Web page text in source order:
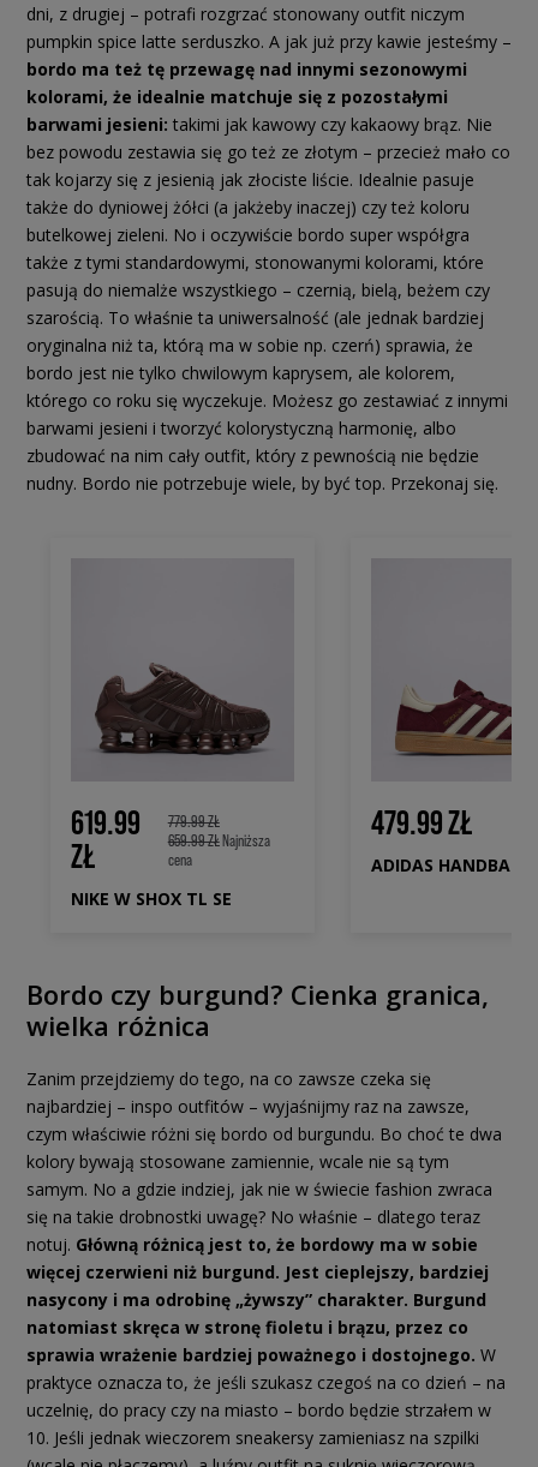
dni, z drugiej – potrafi rozgrzać stonowany outfit niczym
pumpkin spice latte serduszko. A jak już przy kawie jesteśmy –
bordo ma też tę przewagę nad innymi sezonowymi
kolorami, że idealnie matchuje się z pozostałymi
barwami jesieni: takimi jak kawowy czy kakaowy brąz. Nie
bez powodu zestawia się go też ze złotym – przecież mało co
tak kojarzy się z jesienią jak złociste liście. Idealnie pasuje
także do dyniowej żółci (a jakżeby inaczej) czy też koloru
butelkowej zieleni. No i oczywiście bordo super współgra
także z tymi standardowymi, stonowanymi kolorami, które
pasują do niemalże wszystkiego – czernią, bielą, beżem czy
szarością. To właśnie ta uniwersalność (ale jednak bardziej
oryginalna niż ta, którą ma w sobie np. czerń) sprawia, że
bordo jest nie tylko chwilowym kaprysem, ale kolorem,
którego co roku się wyczekuje. Możesz go zestawiać z innymi
barwami jesieni i tworzyć kolorystyczną harmonię, albo
zbudować na nim cały outfit, który z pewnością nie będzie
nudny. Bordo nie potrzebuje wiele, by być top. Przekonaj się.
619.99
ZŁ
779.99 ZŁ
659.99 ZŁNajniższa
cena
NIKE W SHOX TL SE
479.99 ZŁ
Bordo czy burgund? Cienka granica,
wielka różnica
Zanim przejdziemy do tego, na co zawsze czeka się
najbardziej – inspo outfitów – wyjaśnijmy raz na zawsze,
czym właściwie różni się bordo od burgundu. Bo choć te dwa
kolory bywają stosowane zamiennie, wcale nie są tym
samym. No a gdzie indziej, jak nie w świecie fashion zwraca
się na takie drobnostki uwagę? No właśnie – dlatego teraz
notuj. Główną różnicą jest to, że bordowy ma w sobie
więcej czerwieni niż burgund. Jest cieplejszy, bardziej
nasycony i ma odrobinę „żywszy” charakter. Burgund
natomiast skręca w stronę fioletu i brązu, przez co
sprawia wrażenie bardziej poważnego i dostojnego. W
praktyce oznacza to, że jeśli szukasz czegoś na co dzień – na
uczelnię, do pracy czy na miasto – bordo będzie strzałem w
10. Jeśli jednak wieczorem sneakersy zamieniasz na szpilki